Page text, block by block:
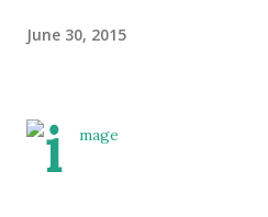
June 30, 2015